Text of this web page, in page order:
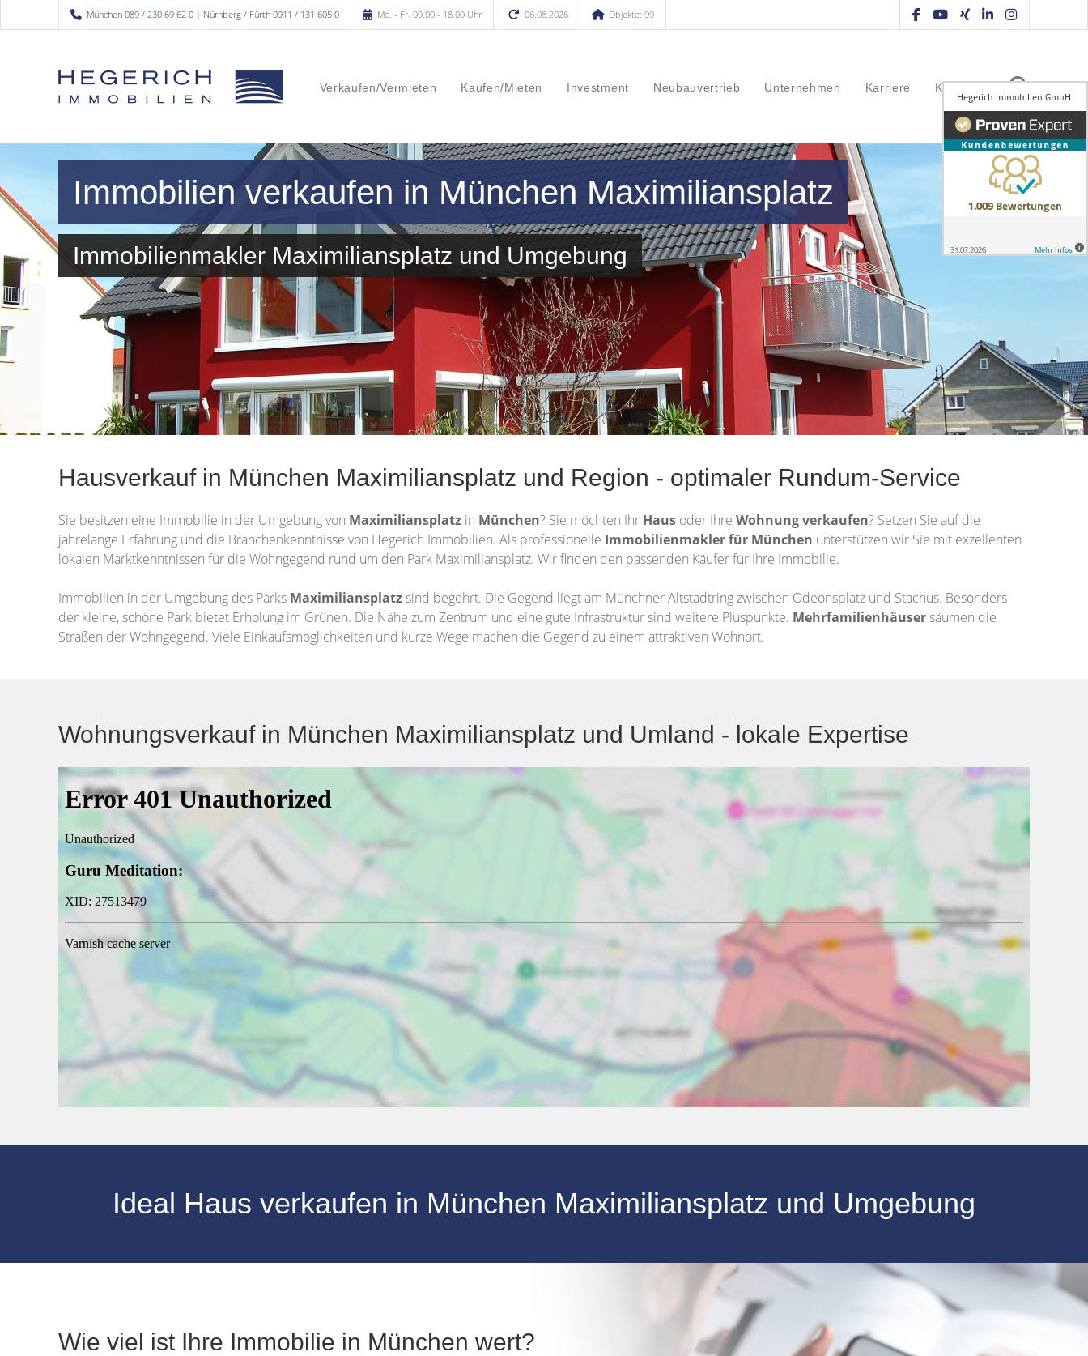
München 089 / 230 69 62 0 | Nürnberg / Fürth 0911 / 131 605 0 Mo. - Fr. 09.00 - 18.00 Uhr 06.08.2026 Objekte: 99
Verkaufen/Vermieten Kaufen/Mieten Investment Neubauvertrieb Unternehmen Karriere Kontakt
Immobilien verkaufen in München Maximiliansplatz
Immobilienmakler Maximiliansplatz und Umgebung
Hausverkauf in München Maximiliansplatz und Region - optimaler Rundum-Service
Sie besitzen eine Immobilie in der Umgebung von Maximiliansplatz in München? Sie möchten Ihr Haus oder Ihre Wohnungverkaufen? Setzen Sie auf die
jahrelange Erfahrung und die Branchenkenntnisse von Hegerich Immobilien. Als professionelle Immobilienmakler für München unterstützen wir Sie mit exzellenten
lokalen Marktkenntnissen für die Wohngegend rund um den Park Maximiliansplatz. Wir finden den passenden Käufer für Ihre Immobilie.
Immobilien in der Umgebung des Parks Maximiliansplatzsind begehrt. Die Gegend liegt am Münchner Altstadtring zwischen Odeonsplatz und Stachus. Besonders
der kleine, schöne Park bietet Erholung im Grünen. Die Nähe zum Zentrum und eine gute Infrastruktur sind weitere Pluspunkte. Mehrfamilienhäusersäumen die
Straßen der Wohngegend. Viele Einkaufsmöglichkeiten und kurze Wege machen die Gegend zu einem attraktiven Wohnort.
Wohnungsverkauf in München Maximiliansplatz und Umland - lokale Expertise
Ideal Haus verkaufen in München Maximiliansplatz und Umgebung
Wie viel ist Ihre Immobilie in München wert?